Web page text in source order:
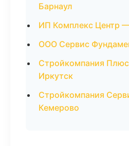
Барнаул
ИП Комплекс Центр
ООО Сервис
Стройкомпания
Иркутск
Стройкомпания
Кемерово